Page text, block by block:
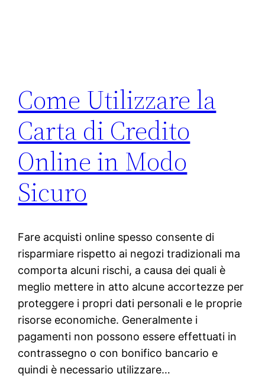
Come Utilizzare la
Carta di Credito
Online in Modo
Sicuro
Fare acquisti online spesso consente di
risparmiare rispetto ai negozi tradizionali ma
comporta alcuni rischi, a causa dei quali è
meglio mettere in atto alcune accortezze per
proteggere i propri dati personali e le proprie
risorse economiche. Generalmente i
pagamenti non possono essere effettuati in
contrassegno o con bonifico bancario e
quindi è necessario utilizzare…